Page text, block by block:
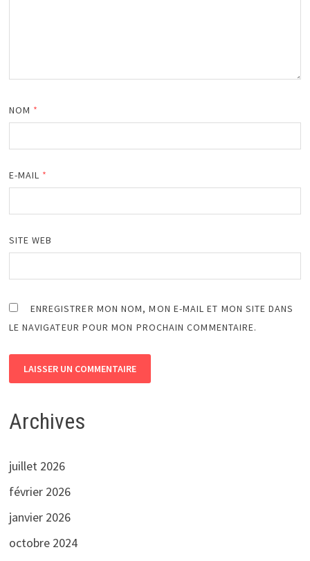
NOM *
E-MAIL *
SITE WEB
ENREGISTRER MON NOM, MON E-MAIL ET MON SITE DANS
LE NAVIGATEUR POUR MON PROCHAIN COMMENTAIRE.
Archives
juillet 2026
février 2026
janvier 2026
octobre 2024